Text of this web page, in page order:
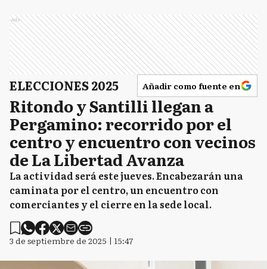
Ads
ELECCIONES 2025 Añadir como fuente en
Ritondo y Santilli llegan a
Pergamino: recorrido por el
centro y encuentro con vecinos
de La Libertad Avanza
La actividad será este jueves. Encabezarán una
caminata por el centro, un encuentro con
comerciantes y el cierre en la sede local.
3 de septiembre de 2025 | 15:47